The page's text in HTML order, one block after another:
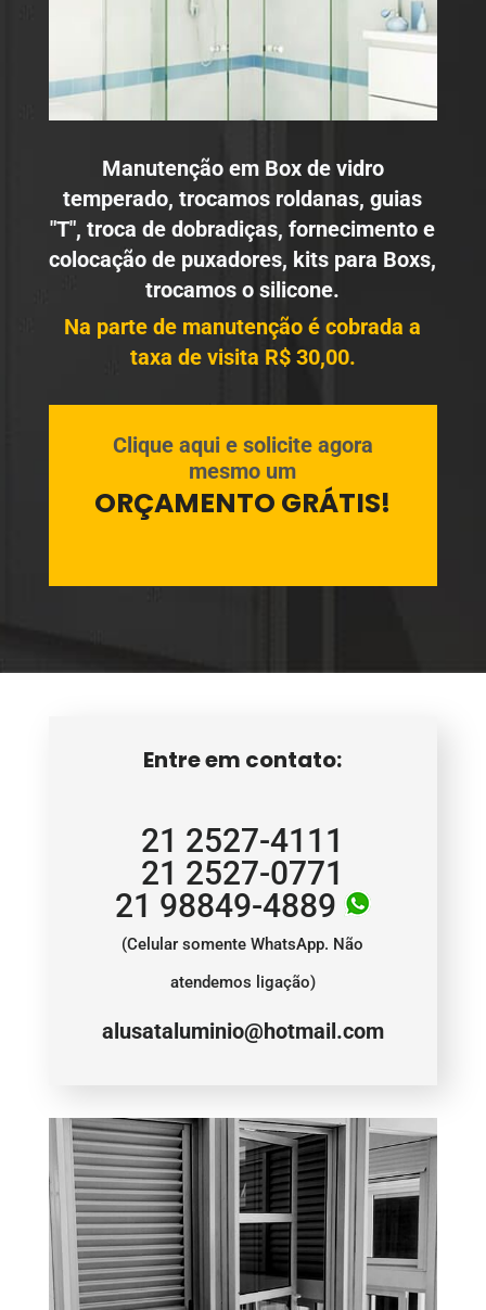
Manutenção em Box de vidro
temperado, trocamos roldanas, guias
"T", troca de dobradiças, fornecimento e
colocação de puxadores, kits para Boxs,
trocamos o silicone.
Na parte de manutenção é cobrada a
taxa de visita R$ 30,00.
Clique aqui e solicite agora
mesmo um
ORÇAMENTO GRÁTIS!
Entre em contato:
21 2527-4111
21 2527-0771
21 98849-4889
(Celular somente WhatsApp. Não
atendemos ligação)
alusataluminio@hotmail.com